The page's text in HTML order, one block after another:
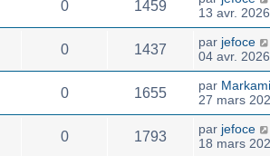
0 1459
13 avr.
0 1437 par jefoce
04 avr.
0 1655 par Markami
27 mars
0 1793 par jefoce
18 mars